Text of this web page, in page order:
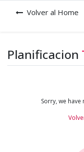
Volver al Home
Planificacion
Sorry, we